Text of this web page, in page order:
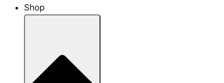
Shop